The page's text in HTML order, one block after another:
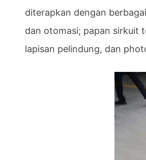
diterapkan dengan
dan otomasi; papan sirkuit
lapisan pelindung, dan